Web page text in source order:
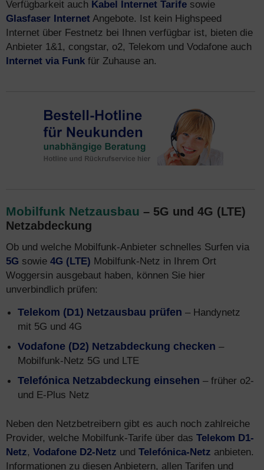
Verfügbarkeit auch Kabel Internet Tarife sowie
Glasfaser Internet Angebote. Ist kein Highspeed
Internet über Festnetz bei Ihnen verfügbar ist, bieten die
Anbieter 1&1, congstar, o2, Telekom und Vodafone auch
Internet via Funk für Zuhause an.
Mobilfunk Netzausbau – 5G und 4G (LTE)
Netzabdeckung
Ob und welche Mobilfunk-Anbieter schnelles Surfen via
5G sowie 4G (LTE) Mobilfunk-Netz in Ihrem Ort
Woggersin ausgebaut haben, können Sie hier
unverbindlich prüfen:
Telekom (D1) Netzausbau prüfen – Handynetz
mit 5G und 4G
Vodafone (D2) Netzabdeckung checken –
Mobilfunk-Netz 5G und LTE
Telefónica Netzabdeckung einsehen – früher o2-
und E-Plus Netz
Neben den Netzbetreibern gibt es auch noch zahlreiche
Provider, welche Mobilfunk-Tarife über das Telekom D1-
Netz, Vodafone D2-Netz und Telefónica-Netz anbieten.
Informationen zu diesen Anbietern, allen Tarifen und